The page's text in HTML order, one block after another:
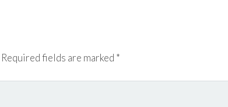
Required fields are marked *